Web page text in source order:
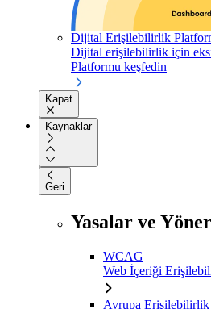
Dijital Erişilebilirlik
Dijital erişilebilirlik için
Platformu keşfedin
Kapat
Kaynaklar
Geri
Yasalar ve
WCAG
Web İçeriği
Avrupa Erişilebilirlik